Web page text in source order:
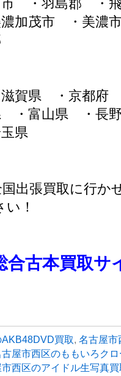
・羽島郡 ・
加茂市 ・美濃
賀県 ・京都府
・富山県 ・長
県
国出張買取に行
！
合古本買取サ
買取, 名古屋市
古屋市西区のももいろク
西区のアイドル生写真買